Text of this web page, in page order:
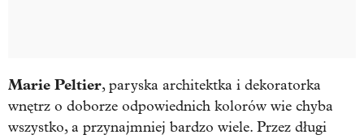
Marie Peltier, paryska architektka i dekoratorka
wnętrz o doborze odpowiednich kolorów wie chyba
wszystko, a przynajmniej bardzo wiele. Przez długi